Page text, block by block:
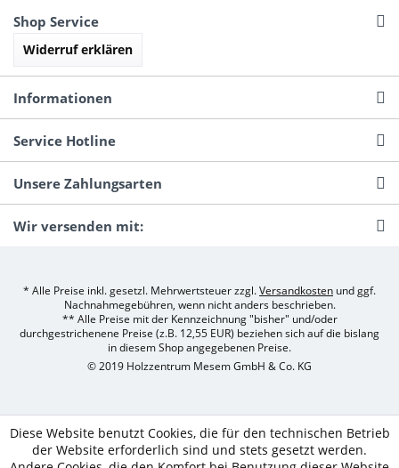
Shop Service
Widerruf erklären
Informationen
Service Hotline
Unsere Zahlungsarten
Wir versenden mit:
* Alle Preise inkl. gesetzl. Mehrwertsteuer zzgl.Versandkosten und ggf.
Nachnahmegebühren, wenn nicht anders beschrieben.
** Alle Preise mit der Kennzeichnung "bisher" und/oder
durchgestrichenene Preise (z.B. 12,55 EUR) beziehen sich auf die bislang
in diesem Shop angegebenen Preise.
© 2019 Holzzentrum Mesem GmbH & Co. KG
Diese Website benutzt Cookies, die für den technischen Betrieb
der Website erforderlich sind und stets gesetzt werden.